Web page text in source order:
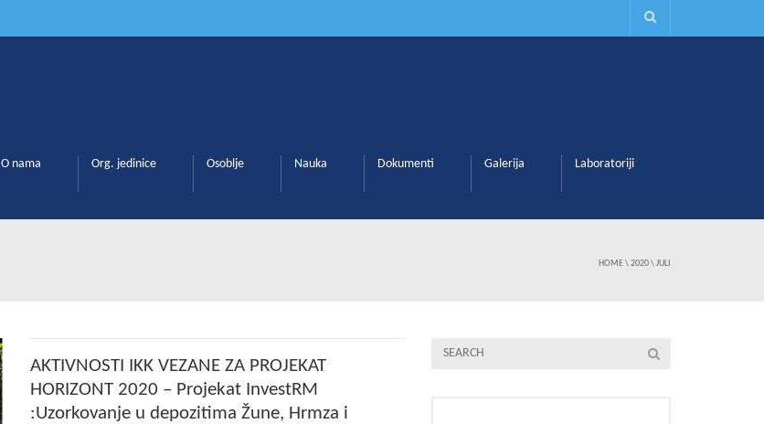
O nama Org. jedinice Osoblje Nauka Dokumenti Galerija Laboratoriji
HOME\2020\JULI
AKTIVNOSTI IKK VEZANE ZA PROJEKAT
HORIZONT 2020 – Projekat InvestRM
:Uzorkovanje u depozitima Žune, Hrmza i